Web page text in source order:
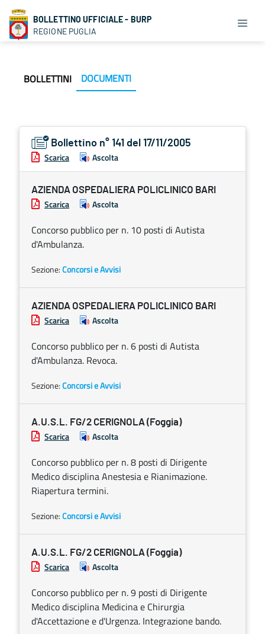
BOLLETTINO UFFICIALE - BURP
REGIONE PUGLIA
BOLLETTINI DOCUMENTI
Bollettino n° 141 del 17/11/2005
Scarica Ascolta
AZIENDA OSPEDALIERA POLICLINICO BARI
Scarica Ascolta
Concorso pubblico per n. 10 posti di Autista
d'Ambulanza.
Sezione:Concorsi e Avvisi
AZIENDA OSPEDALIERA POLICLINICO BARI
Scarica Ascolta
Concorso pubblico per n. 6 posti di Autista
d'Ambulanza. Revoca.
Sezione:Concorsi e Avvisi
A.U.S.L. FG/2 CERIGNOLA (Foggia)
Scarica Ascolta
Concorso pubblico per n. 8 posti di Dirigente
Medico disciplina Anestesia e Rianimazione.
Riapertura termini.
Sezione:Concorsi e Avvisi
A.U.S.L. FG/2 CERIGNOLA (Foggia)
Scarica Ascolta
Concorso pubblico per n. 9 posti di Dirigente
Medico disciplina Medicina e Chirurgia
d'Accettazione e d'Urgenza. Integrazione bando.